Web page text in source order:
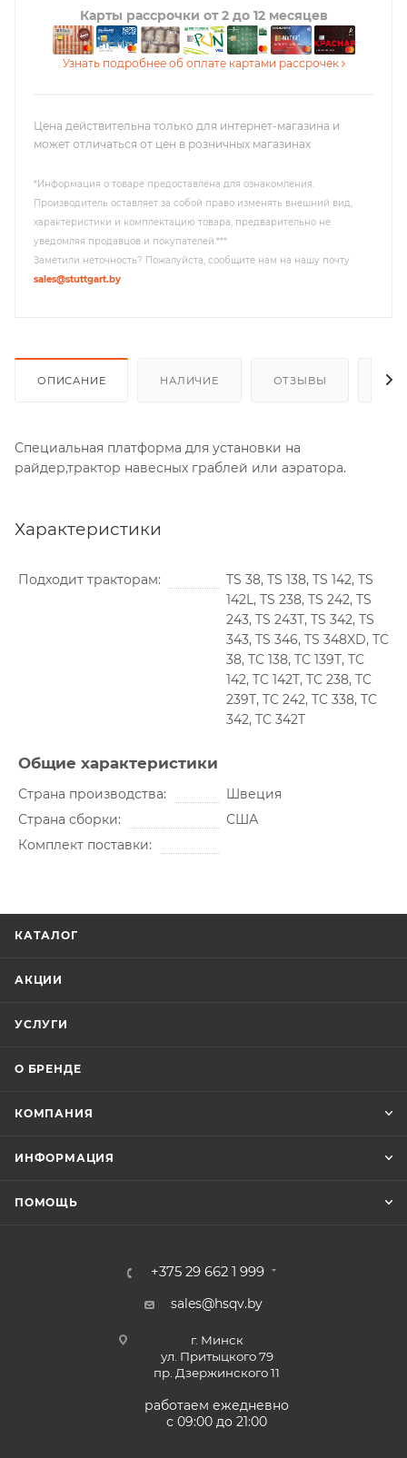
Карты рассрочки от 2 до 12 месяцев
Узнать подробнее об оплате картами рассрочек
Цена действительна только для интернет-магазина и
может отличаться от цен в розничных магазинах
*Информация о товаре предоставлена для ознакомления.
Производитель оставляет за собой право изменять внешний вид,
характеристики и комплектацию товара, предварительно не
уведомляя продавцов и покупателей.***
Заметили неточность? Пожалуйста, сообщите нам на нашу почту
sales@stuttgart.by
ОПИСАНИЕ НАЛИЧИЕ ОТЗЫВЫ
Специальная платформа для установки на
райдер,трактор навесных граблей или аэратора.
Характеристики
Подходит тракторам
TS 38, TS 138, TS 142, TS
142L, TS 238, TS 242, TS
243, TS 243T, TS 342, TS
343, TS 346, TS 348XD, TC
38, TC 138, TC 139T, TC
142, TC 142T, TC 238, TC
239T, TC 242, TC 338, TC
342, TC 342T
Общие характеристики
Страна производства
Швеция
Страна сборки
США
Комплект поставки
КАТАЛОГ
АКЦИИ
УСЛУГИ
О БРЕНДЕ
КОМПАНИЯ
ИНФОРМАЦИЯ
ПОМОЩЬ
+375 29 662 1 999
sales@hsqv.by
г. Минск
ул. Притыцкого 79
пр. Дзержинского 11
работаем ежедневно
с 09:00 до 21:00